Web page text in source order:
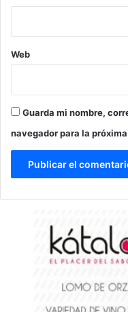
Web
Guarda mi nombre,
navegador para la